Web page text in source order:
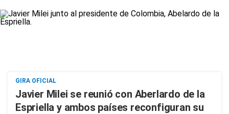
GIRA OFICIAL
Javier Milei se reunió con Aberlardo de la
Espriella y ambos países reconfiguran su